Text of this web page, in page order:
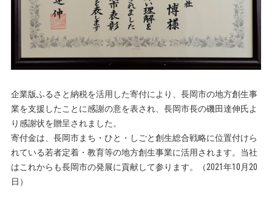
企業版ふるさと納税を活用した寄付により、長岡市の地方創生事
業を支援したことに感謝の意を表され、長岡市長の磯田達伸氏よ
り感謝状を贈呈されました。
寄付金は、長岡市まち・ひと・しごと創生総合戦略に位置付けら
れている若者定着・教育等の地方創生事業に活用されます。当社
はこれからも長岡市の発展に貢献して参ります。（2021年10月20
日）